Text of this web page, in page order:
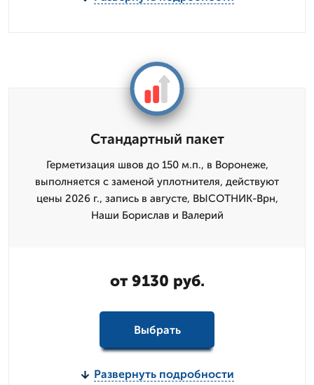
Стандартный пакет
Герметизация швов до 150 м.п., в Воронеже,
выполняется с заменой уплотнителя, действуют
цены 2026 г., запись в августе, ВЫСОТНИК-Врн,
Наши Борислав и Валерий
от 9130 руб.
Выбрать
Развернуть подробности